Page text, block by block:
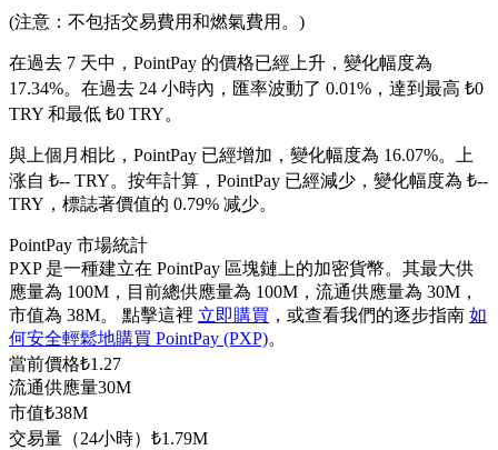
USDC永續
多種以USDC結算的永續合約
跟單
(注意：不包括交易費用和燃氣費用。)
在過去 7 天中，PointPay 的價格已經上升，變化幅度為
17.34%。 在過去 24 小時內，匯率波動了 0.01%，達到最高 ₺0
TRY 和最低 ₺0 TRY。
與上個月相比，PointPay 已經增加，變化幅度為 16.07%。上
涨自 ₺-- TRY。 按年計算，PointPay 已經減少，變化幅度為 ₺--
TRY，標誌著價值的 0.79% 减少。
PointPay 市場統計
PXP 是一種建立在 PointPay 區塊鏈上的加密貨幣。其最大供
應量為 100M，目前總供應量為 100M，流通供應量為 30M，
市值為 38M。 點擊這裡 立即購買 ，或查看我們的逐步指南 如
何安全輕鬆地購買 PointPay (PXP)。
當前價格₺1.27
流通供應量30M
市值₺38M
交易量（24小時） ₺1.79M